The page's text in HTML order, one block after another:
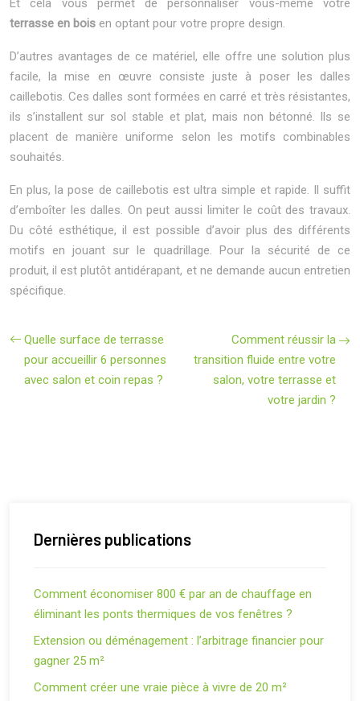
Et cela vous permet de personnaliser vous-même votre
terrasse en bois en optant pour votre propre design.
D’autres avantages de ce matériel, elle offre une solution plus
facile, la mise en œuvre consiste juste à poser les dalles
caillebotis. Ces dalles sont formées en carré et très résistantes,
ils s’installent sur sol stable et plat, mais non bétonné. Ils se
placent de manière uniforme selon les motifs combinables
souhaités.
En plus, la pose de caillebotis est ultra simple et rapide. Il suffit
d’emboîter les dalles. On peut aussi limiter le coût des travaux.
Du côté esthétique, il est possible d’avoir plus des différents
motifs en jouant sur le quadrillage. Pour la sécurité de ce
produit, il est plutôt antidérapant, et ne demande aucun entretien
spécifique.
Quelle surface de terrasse
pour accueillir 6 personnes
avec salon et coin repas ?
Comment réussir la
transition fluide entre votre
salon, votre terrasse et
votre jardin ?
Dernières publications
Comment économiser 800 € par an de chauffage en
éliminant les ponts thermiques de vos fenêtres ?
Extension ou déménagement : l’arbitrage financier pour
gagner 25 m²
Comment créer une vraie pièce à vivre de 20 m²